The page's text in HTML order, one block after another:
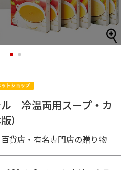
1 2
冷温両用スープ・カ
）
貨店・有名専門店の贈り物